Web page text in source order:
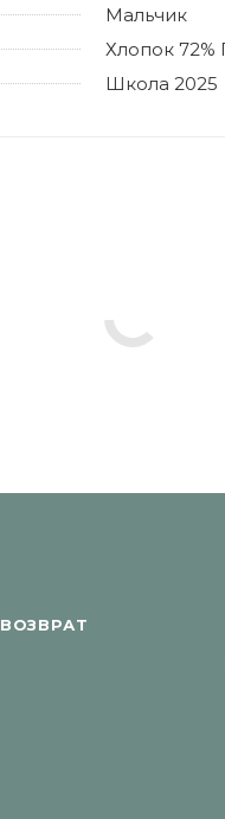
Мальчик
Хлопок 72%
Школа 2025